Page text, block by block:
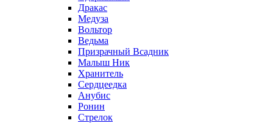
Дракас
Медуза
Вольтор
Ведьма
Призрачный Всадник
Малыш Ник
Хранитель
Сердцеедка
Анубис
Ронин
Стрелок